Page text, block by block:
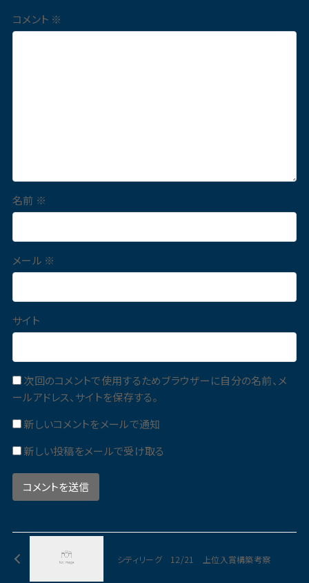
コメント ※
名前 ※
メール ※
サイト
次回のコメントで使用するためブラウザーに自分の名前、メ
ールアドレス、サイトを保存する。
新しいコメントをメールで通知
新しい投稿をメールで受け取る
シティリーグ 12/21 上位入賞構築考察